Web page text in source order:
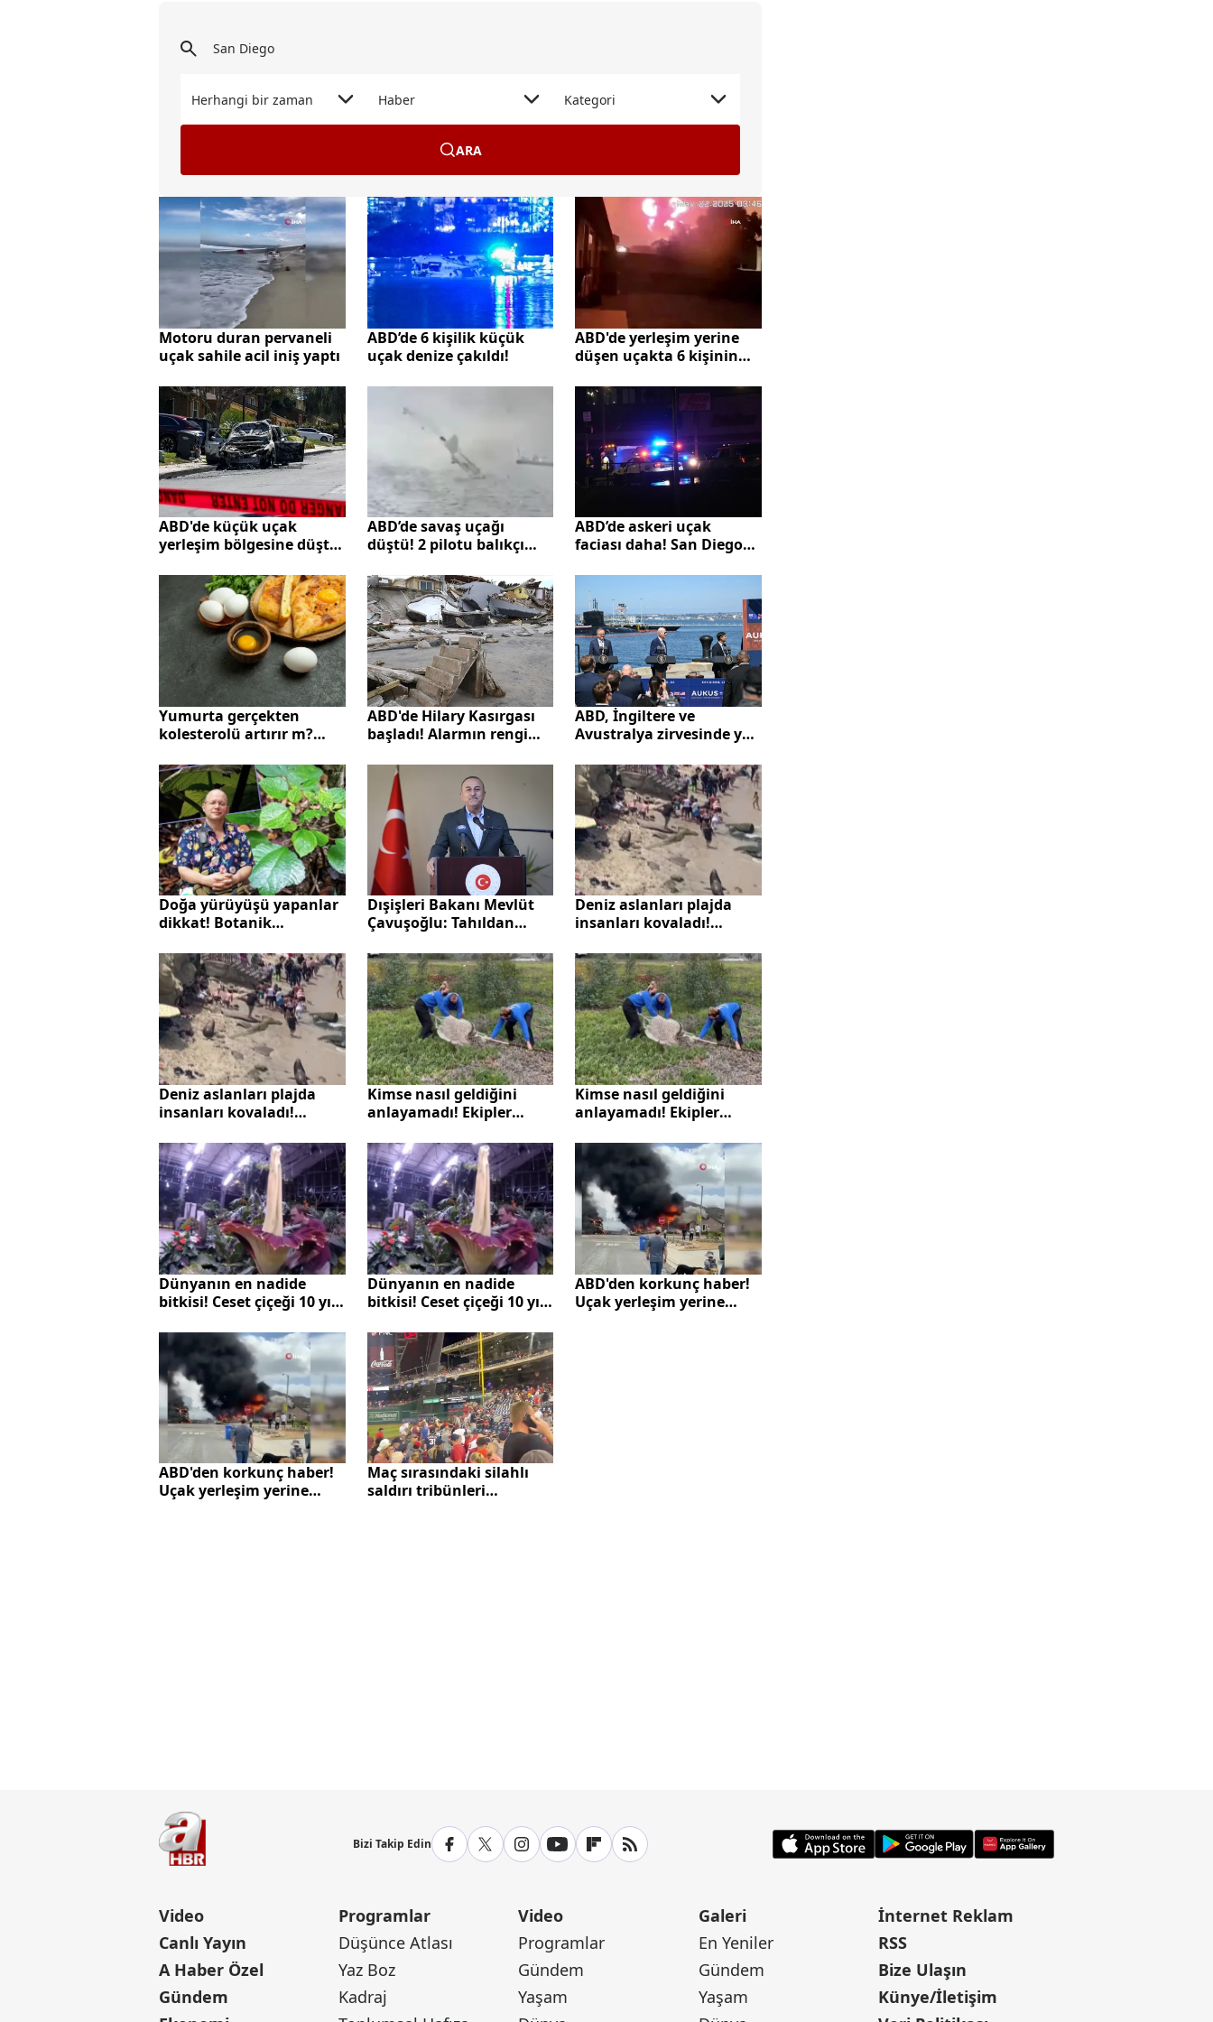
Herhangi bir zaman Haber Kategori
ARA
Motoru duran pervaneli
uçak sahile acil iniş yaptı
ABD’de 6 kişilik küçük
uçak denize çakıldı!
ABD'de yerleşim yerine
düşen uçakta 6 kişinin
ABD'de küçük uçak
yerleşim bölgesine düştü!
var | "Tarif edilemeyecek
kadar korkunç"
ABD’de savaş uçağı
düştü! 2 pilotu balıkçı
ABD’de askeri uçak
faciası daha! San Diego
Yumurta gerçekten
kolesterolü artırır m?
ne diyor?
ABD'de Hilary Kasırgası
başladı! Alarmın rengi
ABD, İngiltere ve
Avustralya zirvesinde yol
kızdıracak sözler
Doğa yürüyüşü yapanlar
dikkat! Botanik
Bu bitkiye dokunan
intihar ediyor!
Dışişleri Bakanı Mevlüt
Çavuşoğlu: Tahıldan
çalışıyoruz
Deniz aslanları plajda
insanları kovaladı!
Deniz aslanları plajda
insanları kovaladı!
Kimse nasıl geldiğini
anlayamadı! Ekipler
Kimse nasıl geldiğini
anlayamadı! Ekipler
Dünyanın en nadide
bitkisi! Ceset çiçeği 10 yıl
Dünyanın en nadide
bitkisi! Ceset çiçeği 10 yıl
ABD'den korkunç haber!
Uçak yerleşim yerine
ABD'den korkunç haber!
Uçak yerleşim yerine
Maç sırasındaki silahlı
saldırı tribünleri
Bizi Takip Edin
Video
Canlı Yayın
A Haber Özel
Gündem
Programlar
Düşünce Atlası
Yaz Boz
Kadraj
Video
Programlar
Gündem
Yaşam
Galeri
En Yeniler
Gündem
Yaşam
İnternet Reklam
RSS
Bize Ulaşın
Künye/İletişim